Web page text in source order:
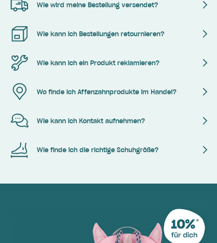
Wie wird meine Bestellung versendet?
Wie kann ich Bestellungen retournieren?
Wie kann ich ein Produkt reklamieren?
Wo finde ich Affenzahnprodukte im Handel?
Wie kann ich Kontakt aufnehmen?
Wie finde ich die richtige Schuhgröße?